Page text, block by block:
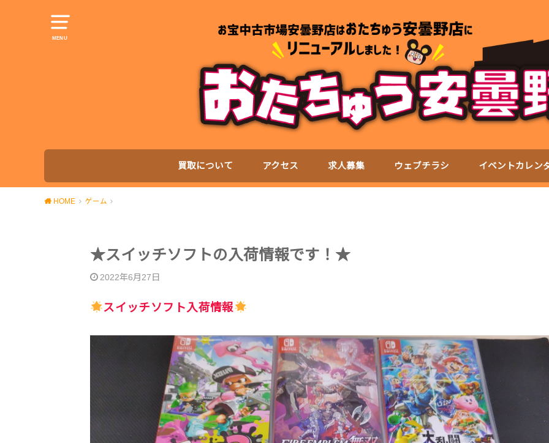
MENU
買取について アクセス 求人募集 ウェブチラシ イベントカレン
HOME ゲーム
★スイッチソフトの入荷情報です！★
2022年6月27日
スイッチソフト入荷情報